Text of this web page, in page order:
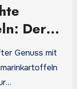
Der
mit
Genuss mit